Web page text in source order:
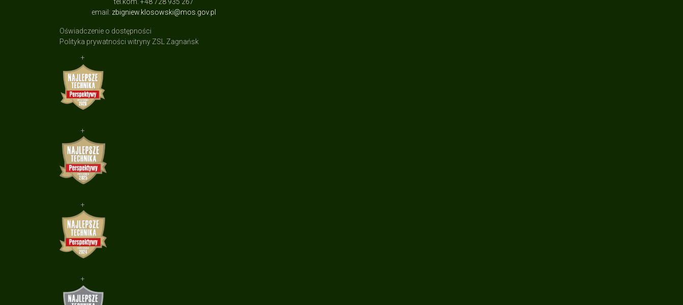
email: zbigniew.klosowski@mos.gov.pl
Oświadczenie o dostępności
Polityka prywatności witryny ZSL Zagnańsk
+
+
+
+